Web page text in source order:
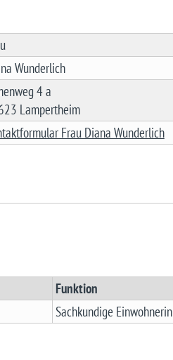
Wunderlich
4 a
Lampertheim
Frau Diana Wunderlich
Funktion
Sachkundige Einwohnerin